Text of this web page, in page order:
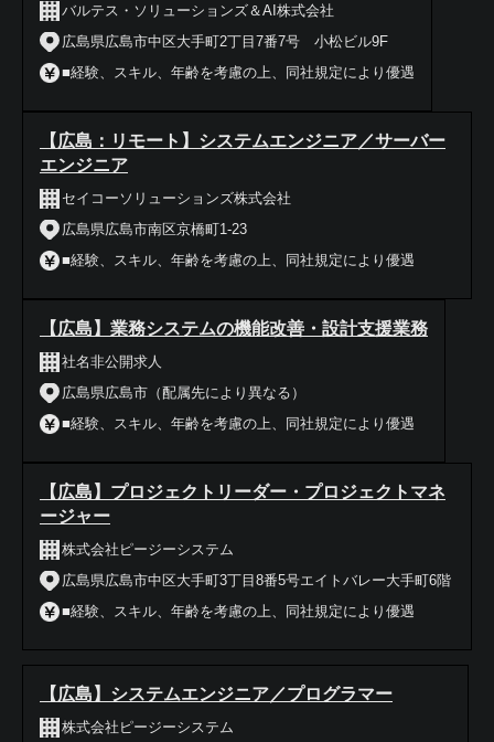
バルテス・ソリューションズ＆AI株式会社
広島県広島市中区大手町2丁目7番7号 小松ビル9F
■経験、スキル、年齢を考慮の上、同社規定により優遇
【広島：リモート】システムエンジニア／サーバー
エンジニア
セイコーソリューションズ株式会社
広島県広島市南区京橋町1-23
■経験、スキル、年齢を考慮の上、同社規定により優遇
【広島】業務システムの機能改善・設計支援業務
社名非公開求人
広島県広島市（配属先により異なる）
■経験、スキル、年齢を考慮の上、同社規定により優遇
【広島】プロジェクトリーダー・プロジェクトマネ
ージャー
株式会社ピージーシステム
広島県広島市中区大手町3丁目8番5号エイトバレー大手町6階
■経験、スキル、年齢を考慮の上、同社規定により優遇
【広島】システムエンジニア／プログラマー
株式会社ピージーシステム